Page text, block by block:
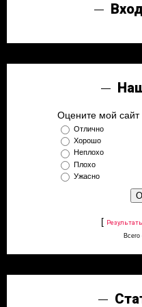
Оцените мой сайт
Отлично
Хорошо
Неплохо
Плохо
Ужасно
[
Всего